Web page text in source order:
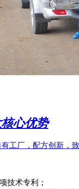
心优势
工厂，配方创新，
技术专利；